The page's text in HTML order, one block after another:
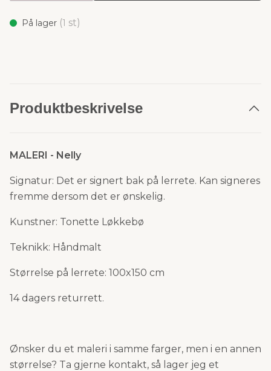
På lager (1 st)
Produktbeskrivelse
MALERI - Nelly
Signatur: Det er signert bak på lerrete. Kan signeres
fremme dersom det er ønskelig.
Kunstner: Tonette Løkkebø
Teknikk: Håndmalt
Størrelse på lerrete: 100x150 cm
14 dagers returrett.
Ønsker du et maleri i samme farger, men i en annen
størrelse? Ta gjerne kontakt, så lager jeg et